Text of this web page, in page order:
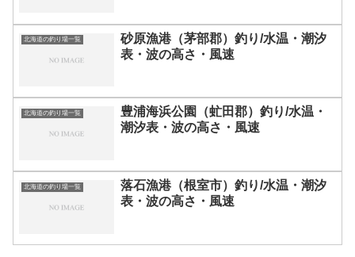
北海道の釣り場一覧
砂原漁港（茅部郡）釣り/水温・潮汐
表・波の高さ・風速
北海道の釣り場一覧
豊浦海浜公園（虻田郡）釣り/水温・
潮汐表・波の高さ・風速
北海道の釣り場一覧
落石漁港（根室市）釣り/水温・潮汐
表・波の高さ・風速